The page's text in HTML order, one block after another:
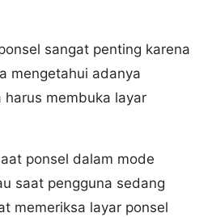
sangat penting karena
mengetahui adanya
membuka layar
ponsel dalam mode
saat pengguna sedang
memeriksa layar ponsel